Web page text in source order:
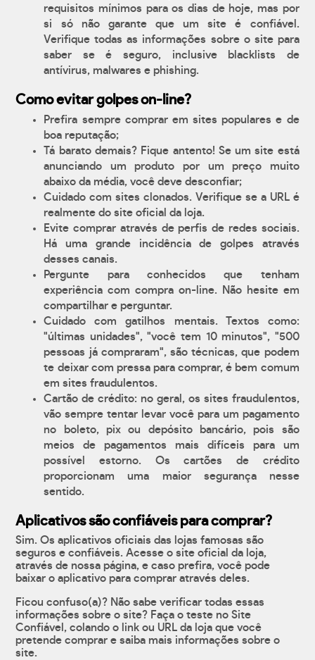
requisitos mínimos para os dias de hoje, mas por
si só não garante que um site é confiável.
Verifique todas as informações sobre o site para
saber se é seguro, inclusive blacklists de
antívirus, malwares e phishing.
Como evitar golpes on-line?
Prefira sempre comprar em sites populares e de
boa reputação;
Tá barato demais? Fique antento! Se um site está
anunciando um produto por um preço muito
abaixo da média, você deve desconfiar;
Cuidado com sites clonados. Verifique se a URL é
realmente do site oficial da loja.
Evite comprar através de perfis de redes sociais.
Há uma grande incidência de golpes através
desses canais.
Pergunte para conhecidos que tenham
experiência com compra on-line. Não hesite em
compartilhar e perguntar.
Cuidado com gatilhos mentais. Textos como:
"últimas unidades", "você tem 10 minutos", "500
pessoas já compraram", são técnicas, que podem
te deixar com pressa para comprar, é bem comum
em sites fraudulentos.
Cartão de crédito: no geral, os sites fraudulentos,
vão sempre tentar levar você para um pagamento
no boleto, pix ou depósito bancário, pois são
meios de pagamentos mais difíceis para um
possível estorno. Os cartões de crédito
proporcionam uma maior segurança nesse
sentido.
Aplicativos são confiáveis para comprar?
Sim. Os aplicativos oficiais das lojas famosas são
seguros e confiáveis. Acesse o site oficial da loja,
através de nossa página, e caso prefira, você pode
baixar o aplicativo para comprar através deles.
Ficou confuso(a)? Não sabe verificar todas essas
informações sobre o site? Faça o teste no Site
Confiável, colando o link ou URL da loja que você
pretende comprar e saiba mais informações sobre o
site.